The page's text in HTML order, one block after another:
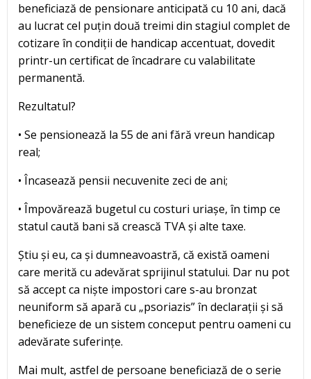
beneficiază de pensionare anticipată cu 10 ani, dacă
au lucrat cel puțin două treimi din stagiul complet de
cotizare în condiții de handicap accentuat, dovedit
printr-un certificat de încadrare cu valabilitate
permanentă.
Rezultatul?
• Se pensionează la 55 de ani fără vreun handicap
real;
• Încasează pensii necuvenite zeci de ani;
• Împovărează bugetul cu costuri uriașe, în timp ce
statul caută bani să crească TVA și alte taxe.
Știu și eu, ca și dumneavoastră, că există oameni
care merită cu adevărat sprijinul statului. Dar nu pot
să accept ca niște impostori care s-au bronzat
neuniform să apară cu „psoriazis” în declarații și să
beneficieze de un sistem conceput pentru oameni cu
adevărate suferințe.
Mai mult, astfel de persoane beneficiază de o serie